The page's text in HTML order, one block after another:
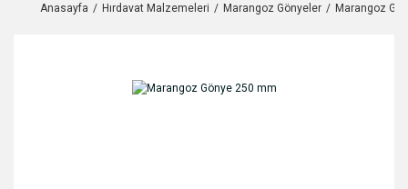
Anasayfa Hırdavat Malzemeleri Marangoz Gönyeler Marangoz